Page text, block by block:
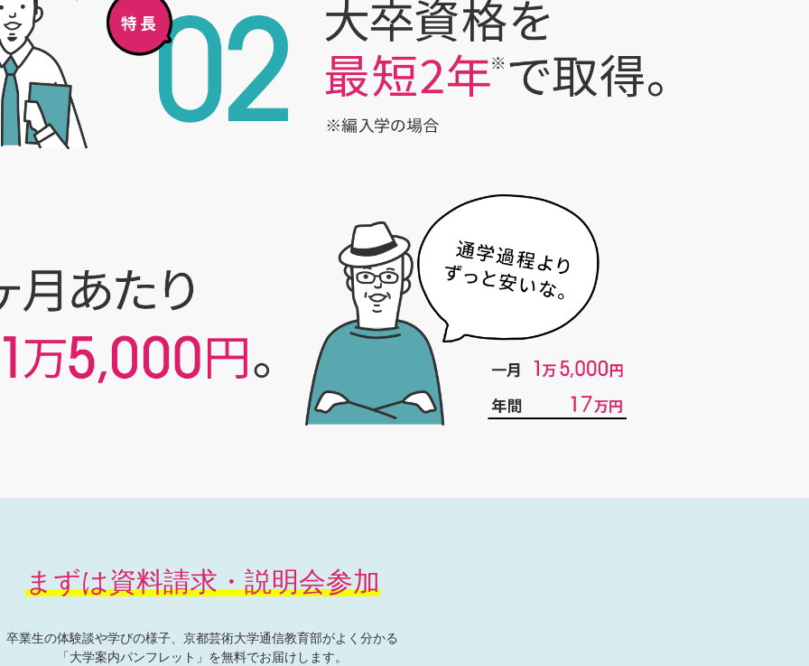
まずは資料請求・説明会参加
卒業生の体験談や学びの様子、京都芸術大学通信教育部がよく分かる
「大学案内パンフレット」を無料でお届けします。